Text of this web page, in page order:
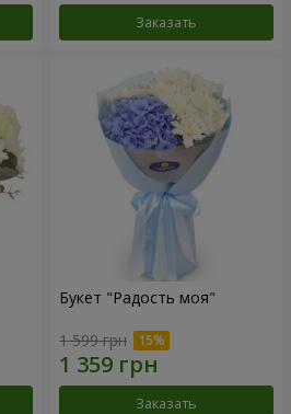
Заказать
Букет "Радость моя"
1 599 грн
Заказать